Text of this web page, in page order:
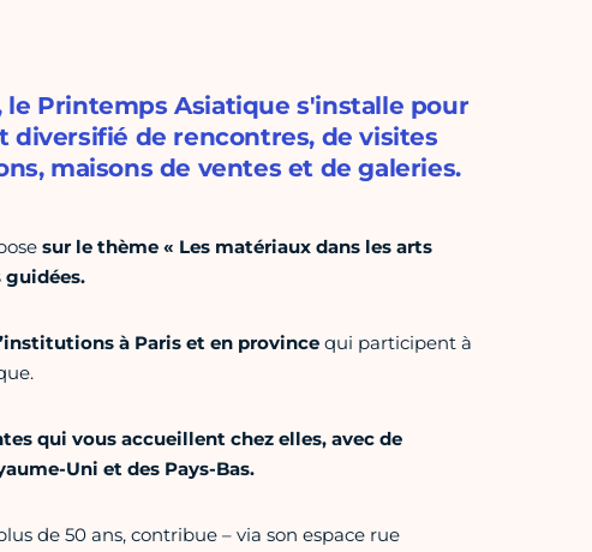
le Printemps Asiatique s'installe pour
diversifié de rencontres, de visites
maisons de ventes et de galeries.
sur le thème « Les matériaux dans les arts
guidées.
à Paris et en province qui participent à
qui vous accueillent chez elles, avec de
Uni et des Pays-Bas.
de 50 ans, contribue – via son espace rue